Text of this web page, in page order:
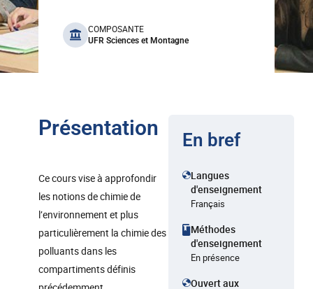
benefits
COMPOSANTE
UFR Sciences et Montagne
Présentation
Ce cours vise à approfondir
les notions de chimie de
l’environnement et plus
particulièrement la chimie des
polluants dans les
compartiments définis
En bref
Langues
d'enseignement
Français
Méthodes
d'enseignement
En présence
Ouvert aux